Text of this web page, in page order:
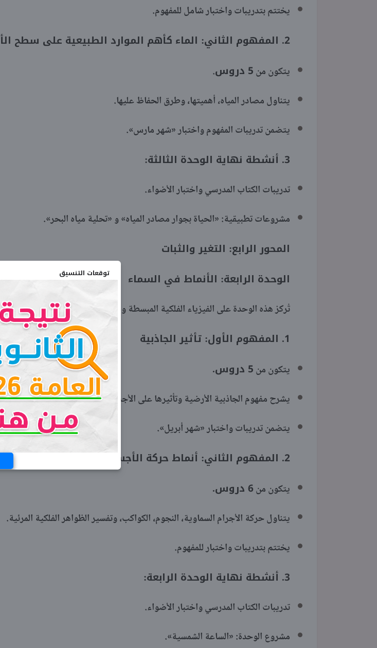
توقعات التنسيق
يختتم بتدريبات واختبار شامل للمفهوم.
2. المفهوم الثاني: الماء كأهم الموارد الطبيعية على سطح الأرض
يتكون من5 دروس
.
يتناول مصادر المياه، أهميتها، وطرق الحفاظ عليها.
يتضمن تدريبات المفهوم واختبار «شهر مارس».
3. أنشطة نهاية الوحدة الثالثة:
تدريبات الكتاب المدرسي واختبار الأضواء.
مشروعات تطبيقية: «الحياة بجوار مصادر المياه» و «تحلية مياه البحر».
المحور الرابع: التغير والثبات
الوحدة الرابعة: الأنماط في السماء
تُركز هذه الوحدة على الفيزياء الفلكية المبسطة وقوى الطبيعة المؤثرة على الأجسام.
1. المفهوم الأول: تأثير الجاذبية
يتكون من5 دروس.
يشرح مفهوم الجاذبية الأرضية وتأثيرها على الأجسام والسقوط الحر.
يتضمن تدريبات واختبار «شهر أبريل».
2. المفهوم الثاني: أنماط حركة الأجسام في السماء
يتكون من6 دروس.
يتناول حركة الأجرام السماوية، النجوم، الكواكب، وتفسير الظواهر الفلكية المرئية.
يختتم بتدريبات واختبار للمفهوم.
3. أنشطة نهاية الوحدة الرابعة:
تدريبات الكتاب المدرسي واختبار الأضواء.
مشروع الوحدة: «الساعة الشمسية».